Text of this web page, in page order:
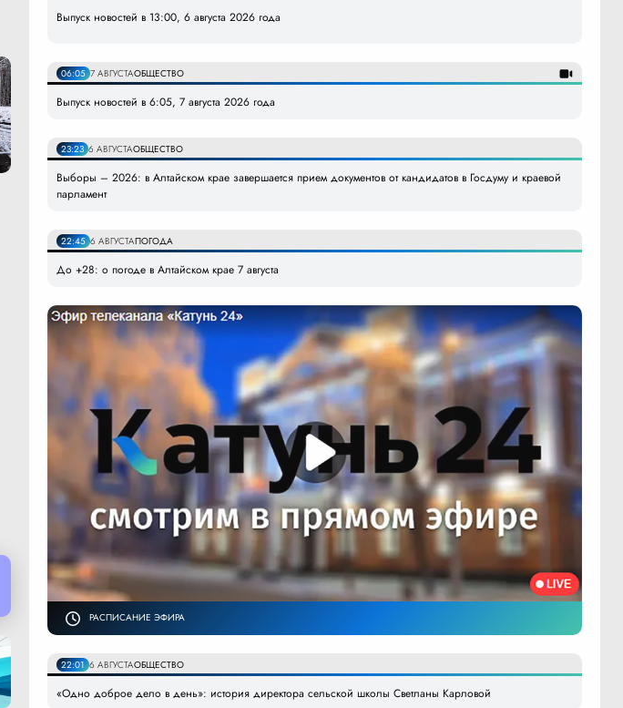
Выпуск новостей в 13:00, 6 августа 2026 года
06:05 7 АВГУСТАОБЩЕСТВО
Выпуск новостей в 6:05, 7 августа 2026 года
23:23 6 АВГУСТАОБЩЕСТВО
Выборы – 2026: в Алтайском крае завершается прием документов от кандидатов в Госдуму и краевой
парламент
22:45 6 АВГУСТАПОГОДА
До +28: о погоде в Алтайском крае 7 августа
РАСПИСАНИЕ ЭФИРА
22:01 6 АВГУСТАОБЩЕСТВО
«Одно доброе дело в день»: история директора сельской школы Светланы Карловой